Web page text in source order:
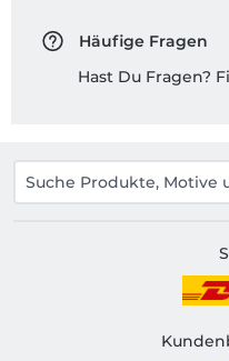
Häufige Fragen
Hast Du Fragen?